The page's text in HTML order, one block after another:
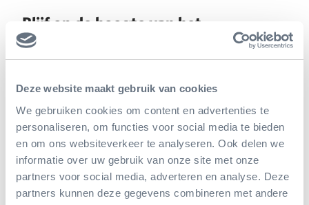
Deze website maakt gebruik van cookies
We gebruiken cookies om content en advertenties te
personaliseren, om functies voor social media te bieden
en om ons websiteverkeer te analyseren. Ook delen we
informatie over uw gebruik van onze site met onze
partners voor social media, adverteren en analyse. Deze
partners kunnen deze gegevens combineren met andere
Blijf op de hoogte van het
neushoornjong